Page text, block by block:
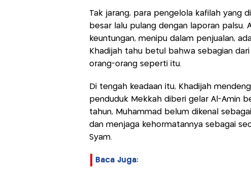
Tak jarang, para pengelola kafilah yang
besar lalu pulang dengan laporan palsu.
keuntungan, menipu dalam penjualan,
Khadijah tahu betul bahwa sebagian
orang-orang seperti itu.
Di tengah keadaan itu, Khadijah
penduduk Mekkah diberi gelar Al-Amin
tahun, Muhammad belum dikenal
dan menjaga kehormatannya sebagai
Syam.
Baca Juga: